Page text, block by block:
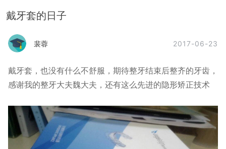
戴牙套的日子
裴蓉 2017-06-23
戴牙套，也没有什么不舒服，期待整牙结束后整齐的牙齿，
感谢我的整牙大夫魏大夫，还有这么先进的隐形矫正技术